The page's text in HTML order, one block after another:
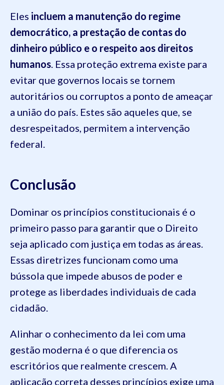
Eles incluem a manutenção do regime
democrático, a prestação de contas do
dinheiro público e o respeito aos direitos
humanos. Essa proteção extrema existe para
evitar que governos locais se tornem
autoritários ou corruptos a ponto de ameaçar
a união do país. Estes são aqueles que, se
desrespeitados, permitem a intervenção
federal.
Conclusão
Dominar os princípios constitucionais é o
primeiro passo para garantir que o Direito
seja aplicado com justiça em todas as áreas.
Essas diretrizes funcionam como uma
bússola que impede abusos de poder e
protege as liberdades individuais de cada
cidadão.
Alinhar o conhecimento da lei com uma
gestão moderna é o que diferencia os
escritórios que realmente crescem. A
aplicação correta desses princípios exige uma